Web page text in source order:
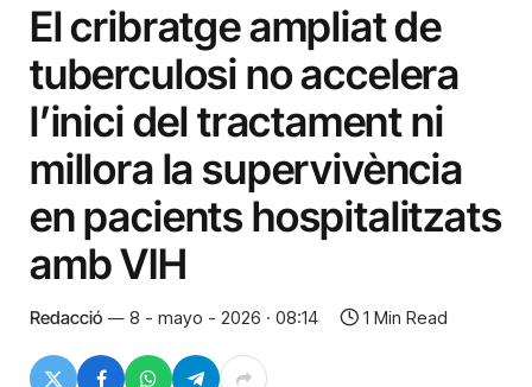
El cribratge ampliat de
tuberculosi no accelera
l’inici del tractament ni
millora la supervivència
en pacients hospitalitzats
amb VIH
Redacció 8 - mayo - 2026 · 08:14 1 Min Read